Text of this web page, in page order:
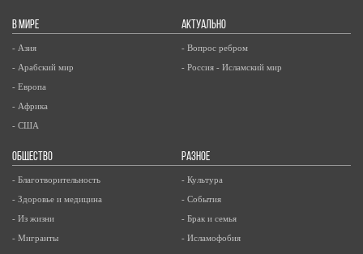
В МИРЕ
- Азия
- Арабский мир
- Европа
- Африка
- США
АКТУАЛЬНО
- Вопрос ребром
- Россия - Исламский мир
ОБЩЕСТВО
- Благотворительность
- Здоровье и медицина
- Из жизни
- Мигранты
РАЗНОЕ
- Культура
- События
- Брак и семья
- Исламофобия